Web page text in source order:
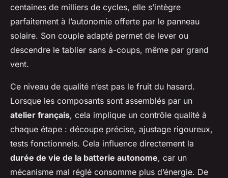
centaines de milliers de cycles, elle s’intègre
parfaitement à l’autonomie offerte par le panneau
solaire. Son couple adapté permet de lever ou
descendre le tablier sans à-coups, même par grand
vent.
Ce niveau de qualité n’est pas le fruit du hasard.
Lorsque les composants sont assemblés par un
atelier français, cela implique un contrôle qualité à
chaque étape : découpe précise, ajustage rigoureux,
tests fonctionnels. Cela influence directement la
durée de vie de la batterie autonome, car un
mécanisme mal réglé consomme plus d’énergie. De